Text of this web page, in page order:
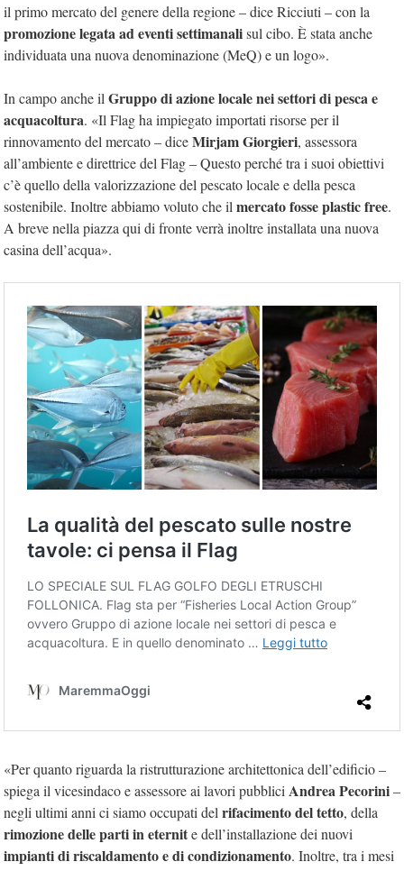
il primo mercato del genere della regione – dice Ricciuti – con la
promozione legata ad eventi settimanalisul cibo. È stata anche
individuata una nuova denominazione (MeQ) e un logo».
In campo anche il Gruppo di azione locale nei settori di pesca e
acquacoltura. «Il Flag ha impiegato importati risorse per il
rinnovamento del mercato – diceMirjam Giorgieri, assessora
all’ambiente e direttrice del Flag – Questo perché tra i suoi obiettivi
c’è quello della valorizzazione del pescato locale e della pesca
sostenibile. Inoltre abbiamo voluto che il mercato fosse plastic free.
A breve nella piazza qui di fronte verrà inoltre installata una nuova
casina dell’acqua».
«Per quanto riguarda la ristrutturazione architettonica dell’edificio –
spiega il vicesindaco e assessore ai lavori pubblici Andrea Pecorini–
negli ultimi anni ci siamo occupati del rifacimento del tetto, della
rimozione delle parti in eternite dell’installazione dei nuovi
impianti di riscaldamento e di condizionamento. Inoltre, tra i mesi